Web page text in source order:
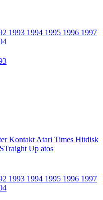
1993 1994 1995 1996 1997
Kontakt Atari Times Hitdisk
STraight Up atos
1993 1994 1995 1996 1997